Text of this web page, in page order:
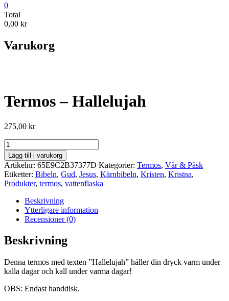
0
Total
0,00 kr
Varukorg
Termos – Hallelujah
275,00 kr
Termos
-
Hallelujah
mängd
Lägg till i varukorg
Artikelnr: 65E9C2B37377D Kategorier: Termos, Vår & Påsk
Etiketter: Bibeln, Gud, Jesus, Kärnbibeln, Kristen, Kristna,
Produkter, termos, vattenflaska
Beskrivning
Ytterligare information
Recensioner (0)
Beskrivning
Denna termos med texten ”Hallelujah” håller din dryck varm under
kalla dagar och kall under varma dagar!
OBS: Endast handdisk.